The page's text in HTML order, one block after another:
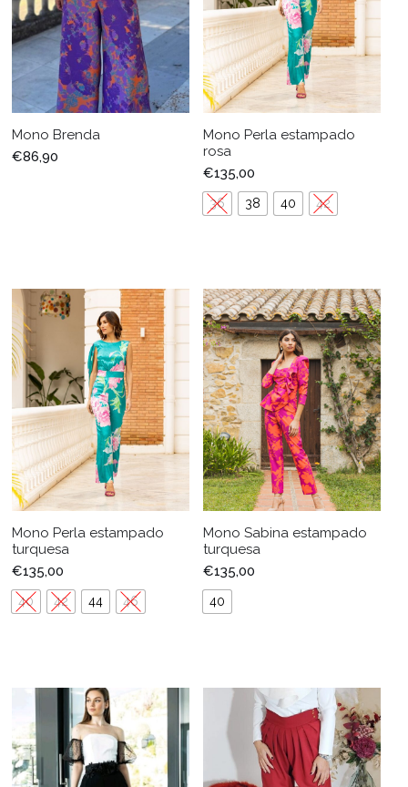
Mono Brenda
€86,90
Mono Perla estampado
rosa
€135,00
36 38 40 42
Mono Perla estampado
turquesa
€135,00
40 42 44 46
Mono Sabina estampado
turquesa
€135,00
40